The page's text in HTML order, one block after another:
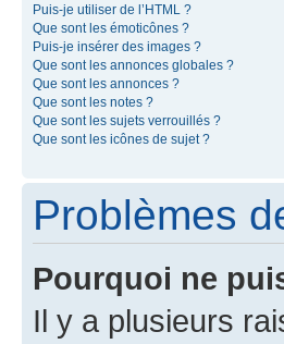
Puis-je utiliser de l’HTML ?
Que sont les émoticônes ?
Puis-je insérer des images ?
Que sont les annonces globales ?
Que sont les annonces ?
Que sont les notes ?
Que sont les sujets verrouillés ?
Que sont les icônes de sujet ?
Problèmes
Pourquoi ne
Il y a plusieurs